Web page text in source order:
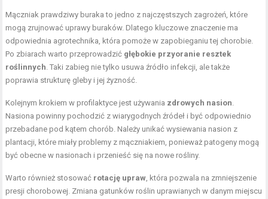
Mączniak prawdziwy buraka to jedno z najczęstszych zagrożeń, które
mogą zrujnować uprawy buraków. Dlatego kluczowe znaczenie ma
odpowiednia agrotechnika, która pomoże w zapobieganiu tej chorobie.
Po zbiarach warto przeprowadzić głębokie przyoranie resztek
roślinnych. Taki zabieg nie tylko usuwa źródło infekcji, ale także
poprawia strukturę gleby i jej żyzność.
Kolejnym krokiem w profilaktyce jest używania zdrowych nasion.
Nasiona powinny pochodzić z wiarygodnych źródeł i być odpowiednio
przebadane pod kątem chorób. Należy unikać wysiewania nasion z
plantacji, które miały problemy z mączniakiem, ponieważ patogeny mogą
być obecne w nasionach i przenieść się na nowe rośliny.
Warto również stosować rotację upraw, która pozwala na zmniejszenie
presji chorobowej. Zmiana gatunków roślin uprawianych w danym miejscu